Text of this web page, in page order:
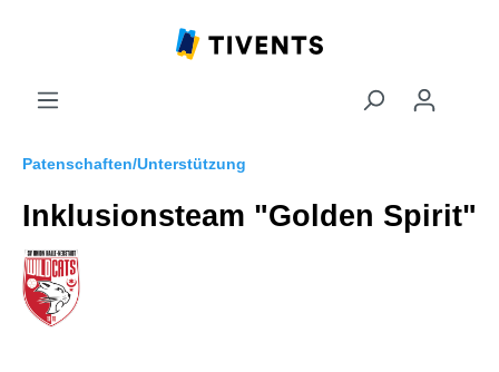
Patenschaften/Unterstützung
Inklusionsteam "Golden Spirit"